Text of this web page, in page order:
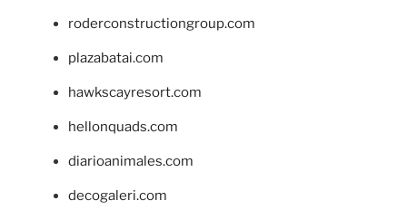
roderconstructiongroup.com
plazabatai.com
hawkscayresort.com
hellonquads.com
diarioanimales.com
decogaleri.com